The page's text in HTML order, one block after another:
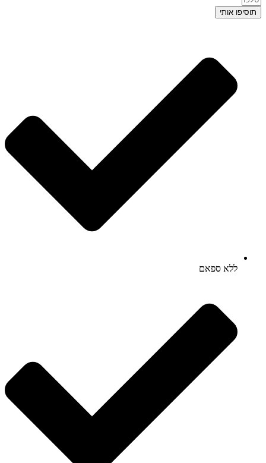
תוסיפו אותי
ללא ספאם